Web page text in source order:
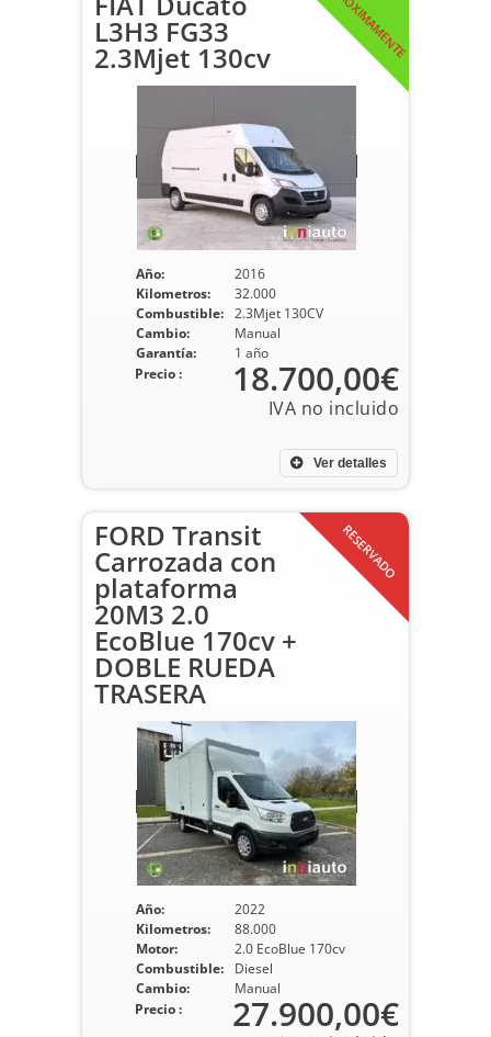
PRÓXIMAMENTE
L3H3 FG33
2.3Mjet 130cv
Año:
2016
Kilometros:
32.000
Combustible:
2.3Mjet 130CV
Cambio:
Manual
Garantía:
1 año
Ver detalles
Precio : 18.700,00€
RESERVADO
FORD Transit
Carrozada con
plataforma
20M3 2.0
EcoBlue 170cv +
DOBLE RUEDA
TRASERA
Año:
2022
Kilometros:
88.000
Motor:
2.0 EcoBlue 170cv
Combustible:
Diesel
Cambio:
Manual
Precio : 27.900,00€